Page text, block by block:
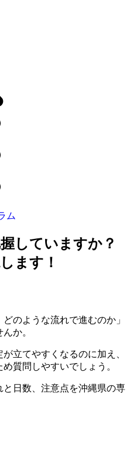
ム
していますか？
ます！
のような流れで進むのか」
か。
立てやすくなるのに加え、
質問しやすいでしょう。
日数、注意点を沖縄県の専